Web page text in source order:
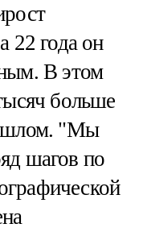
22 года он
В этом
больше
"Мы
шагов по